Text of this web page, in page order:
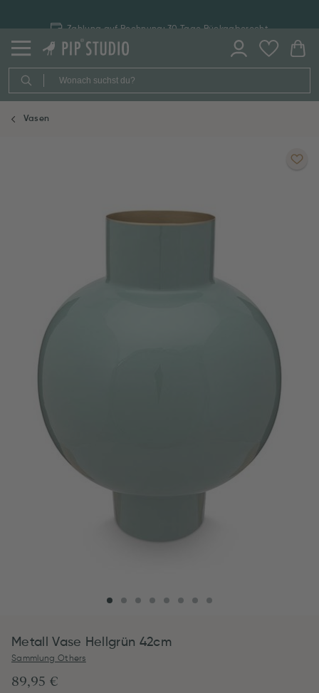
Vasen
Metall Vase Hellgrün 42cm
Sammlung Others
89,95 €